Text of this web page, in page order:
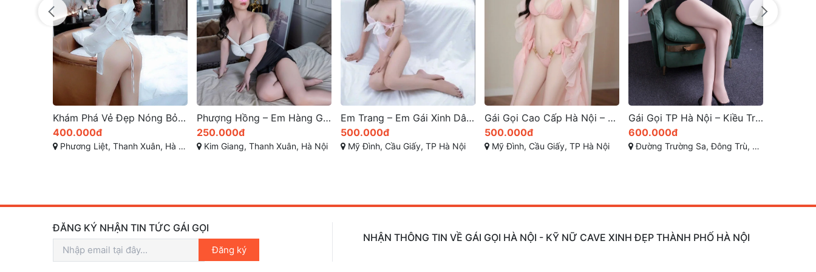
Khám Phá Vẻ Đẹp Nóng Bỏng của Hot Girl Hà Nội tại Gái Gọi Thanh Xuân – Nơi Hội Tụ Những Nàng Thơ Làm Tình Điêu Luyện Và Tình Cảm Chiều Khách Đắm Say
400.000đ
Phương Liệt, Thanh Xuân, Hà Nội
Phượng Hồng – Em Hàng Gái Gọi Giá Rẻ, Body Gợi Cảm, Vẻ Đẹp Hoàn Mỹ – Gái Gọi Thanh Xuân
250.000đ
Kim Giang, Thanh Xuân, Hà Nội
Em Trang – Em Gái Xinh Dâm Cầu Giấy Mới Lên Sóng, Dáng Đẹp Face Xinh Rất Duyên Dáng, Cực Dâm và Chiều Khách A đến Z | Gái Gọi Cao Cấp Hà Nội
500.000đ
Mỹ Đình, Cầu Giấy, TP Hà Nội
Gái Gọi Cao Cấp Hà Nội – Minh Anh-Face: Gương Mặt Xinh Hoàn Hảo Chuẩn Hotgirl Hiện Đại, Ngực To Đùng Đẹp Tuyệt
500.000đ
Mỹ Đình, Cầu Giấy, TP Hà Nội
Gái Gọi TP Hà Nội – Kiều Trang Thân Hình Tuyệt Mỹ, Dịch Vụ Đỉnh Cao
600.000đ
Đường Trường Sa, Đông Trù, Đông Hội, Đông Anh, Hà Nội
ĐĂNG KÝ NHẬN TIN TỨC GÁI GỌI
Đăng ký
NHẬN THÔNG TIN VỀ GÁI GỌI HÀ NỘI - KỸ NỮ CAVE XINH ĐẸP THÀNH PHỐ HÀ NỘI